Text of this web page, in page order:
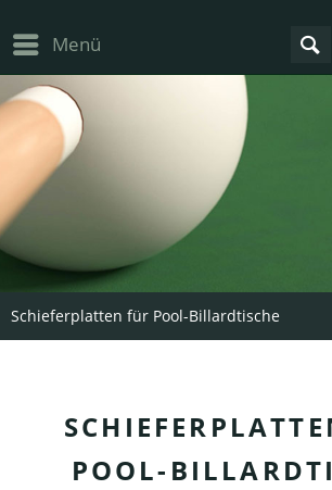
Menü
Schieferplatten für Pool-Billardtische
POOL-